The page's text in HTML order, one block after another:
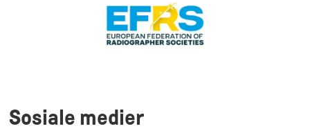
Sosiale medier